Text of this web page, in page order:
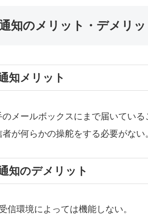
知のメリット・デメリッ
知メリット
のメールボックスにまで届いてい
者が何らかの操舵をする必要がない
知のデメリット
信環境によっては機能しない。